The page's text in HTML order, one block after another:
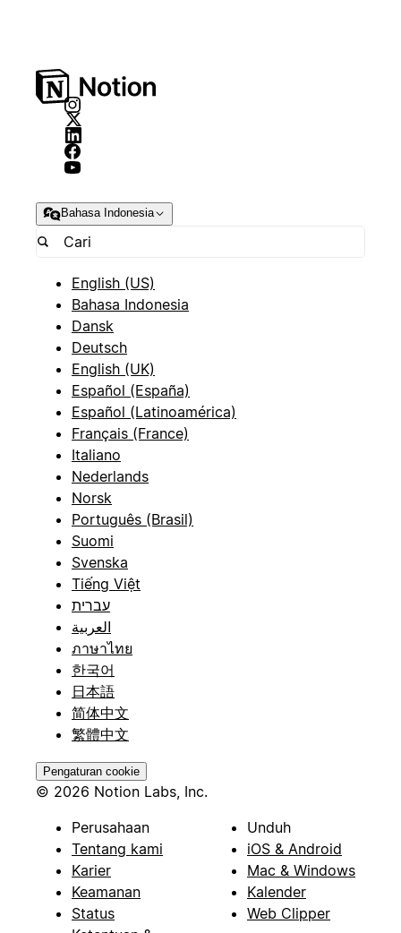
Bahasa Indonesia
English (US)
Bahasa Indonesia
Dansk
Deutsch
English (UK)
Español (España)
Español (Latinoamérica)
Français (France)
Italiano
Nederlands
Norsk
Português (Brasil)
Suomi
Svenska
Tiếng Việt
עברית
العربية
ภาษาไทย
한국어
日本語
简体中文
繁體中文
Pengaturan cookie
© 2026 Notion Labs, Inc.
Perusahaan
Tentang kami
Karier
Keamanan
Status
Unduh
iOS & Android
Mac & Windows
Kalender
Web Clipper